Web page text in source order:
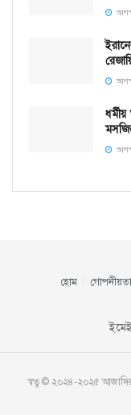
হোম
স্বত্ব © ২০২৪-২০২৫